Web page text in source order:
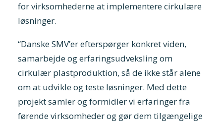
for virksomhederne at implementere cirkulære
løsninger.
“Danske SMV’er efterspørger konkret viden,
samarbejde og erfaringsudveksling om
cirkulær plastproduktion, så de ikke står alene
om at udvikle og teste løsninger. Med dette
projekt samler og formidler vi erfaringer fra
førende virksomheder og gør dem tilgængelige